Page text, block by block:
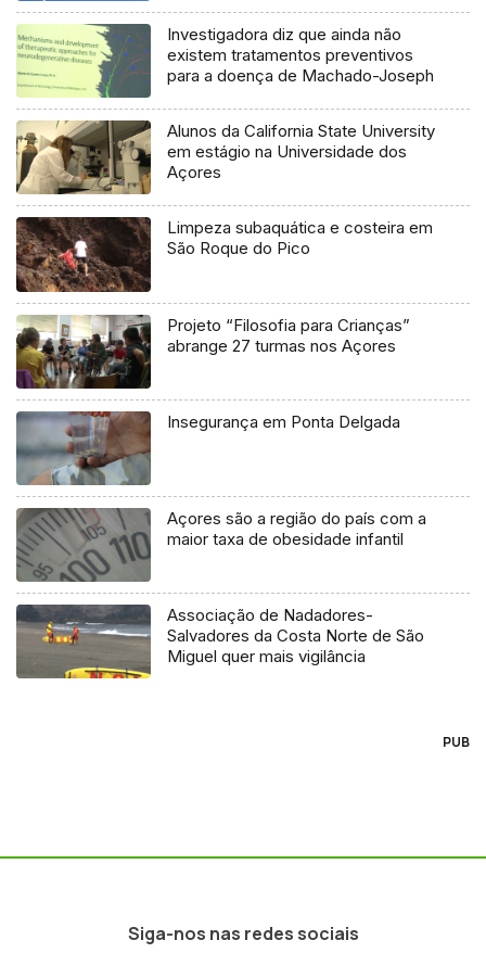
Investigadora diz que ainda não
existem tratamentos preventivos
para a doença de Machado-Joseph
Alunos da California State University
em estágio na Universidade dos
Açores
Limpeza subaquática e costeira em
São Roque do Pico
Projeto “Filosofia para Crianças”
abrange 27 turmas nos Açores
Insegurança em Ponta Delgada
Açores são a região do país com a
maior taxa de obesidade infantil
Associação de Nadadores-
Salvadores da Costa Norte de São
Miguel quer mais vigilância
PUB
Siga-nos nas redes sociais